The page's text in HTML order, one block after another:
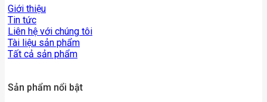
Giới thiệu
Tin tức
Liên hệ với chúng tôi
Tài liệu sản phẩm
Tất cả sản phẩm
Sản phẩm nổi bật